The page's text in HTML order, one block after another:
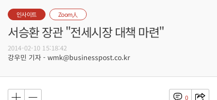
인사이트 Zoom人
서승환 장관 "전세시장 대책 마련"
2014-02-10 15:18:42
강우민 기자 - wmk@businesspost.co.kr
0